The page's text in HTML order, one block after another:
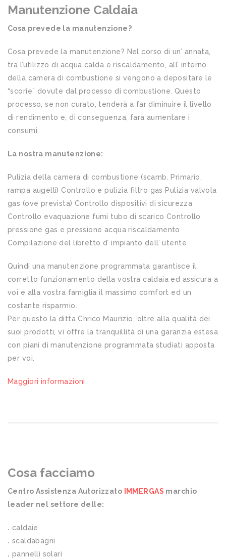
Manutenzione Caldaia
Cosa prevede la manutenzione?
Cosa prevede la manutenzione? Nel corso di un’ annata,
tra l’utilizzo di acqua calda e riscaldamento, all’ interno
della camera di combustione si vengono a depositare le
“scorie” dovute dal processo di combustione. Questo
processo, se non curato, tenderà a far diminuire il livello
di rendimento e, di conseguenza, farà aumentare i
consumi.
La nostra manutenzione:
Pulizia della camera di combustione (scamb. Primario,
rampa augelli) Controllo e pulizia filtro gas Pulizia valvola
gas (ove prevista) Controllo dispositivi di sicurezza
Controllo evaquazione fumi tubo di scarico Controllo
pressione gas e pressione acqua riscaldamento
Compilazione del libretto d’ impianto dell’ utente
Quindi una manutenzione programmata garantisce il
corretto funzionamento della vostra caldaia ed assicura a
voi e alla vostra famiglia il massimo comfort ed un
costante risparmio.
Per questo la ditta Chrico Maurizio, oltre alla qualità dei
suoi prodotti, vi offre la tranquillità di una garanzia estesa
con piani di manutenzione programmata studiati apposta
per voi.
Maggiori informazioni
Cosa facciamo
Centro Assistenza Autorizzato IMMERGAS marchio
leader nel settore delle:
. caldaie
. scaldabagni
. pannelli solari